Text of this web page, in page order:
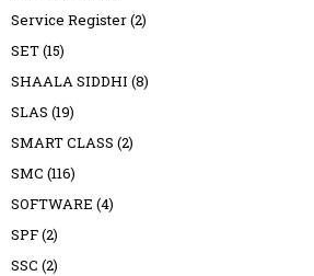
Service Register(2)
SET(15)
SHAALA SIDDHI (8)
SLAS (19)
SMART CLASS (2)
SMC (116)
SOFTWARE (4)
SPF(2)
SSC (2)